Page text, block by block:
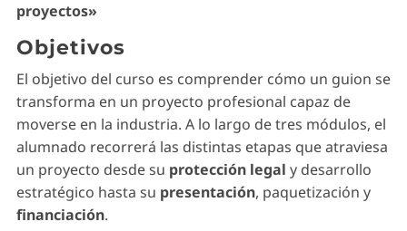
proyectos»
Objetivos
El objetivo del curso es comprender cómo un guion se
transforma en un proyecto profesional capaz de
moverse en la industria. A lo largo de tres módulos, el
alumnado recorrerá las distintas etapas que atraviesa
un proyecto desde su protección legal y desarrollo
estratégico hasta su presentación, paquetización y
financiación.